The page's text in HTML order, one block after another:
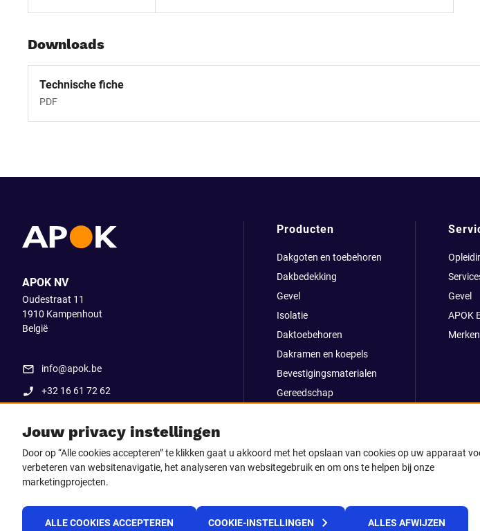
Downloads
Technische fiche
PDF
Jouw privacy instellingen
Door op “Alle cookies accepteren” te klikken gaat u akkoord met het opslaan van cookies op uw apparaat
verbeteren van websitenavigatie, het analyseren van websitegebruik en om ons te helpen bij onze
marketingprojecten.
ALLE COOKIES ACCEPTEREN COOKIE-INSTELLINGEN ALLES AFWIJZEN
APOK NV
Oudestraat 11
1910 Kampenhout
België
info@apok.be
+32 16 61 72 62
Producten
Dakgoten en toebehoren
Dakbedekking
Gevel
Isolatie
Daktoebehoren
Dakramen en koepels
Bevestigingsmaterialen
Gereedschap
Go Strong
Gevel
APOK
Merken
Volg ons op